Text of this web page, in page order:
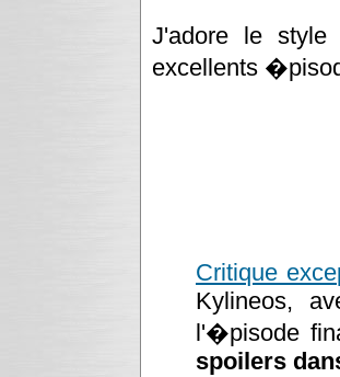
J'adore le
excellents
Critique
Kylineos,
l'�pisode
spoilers